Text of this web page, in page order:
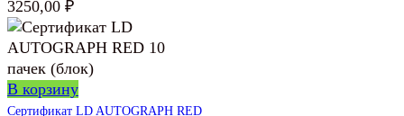
3250,00 ₽
В корзину
Сертификат LD AUTOGRAPH RED